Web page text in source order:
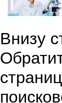
Внизу